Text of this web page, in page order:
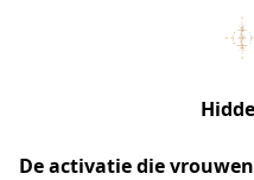
De activatie die